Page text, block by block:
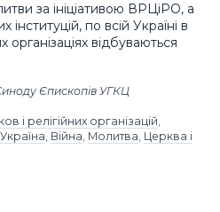
за ініціативою ВРЦіРО, а
по всій Україні в
організаціях відбуваються
Єпископів УГКЦ
і релігійних організацій,
Україна, Війна, Молитва, Церква і